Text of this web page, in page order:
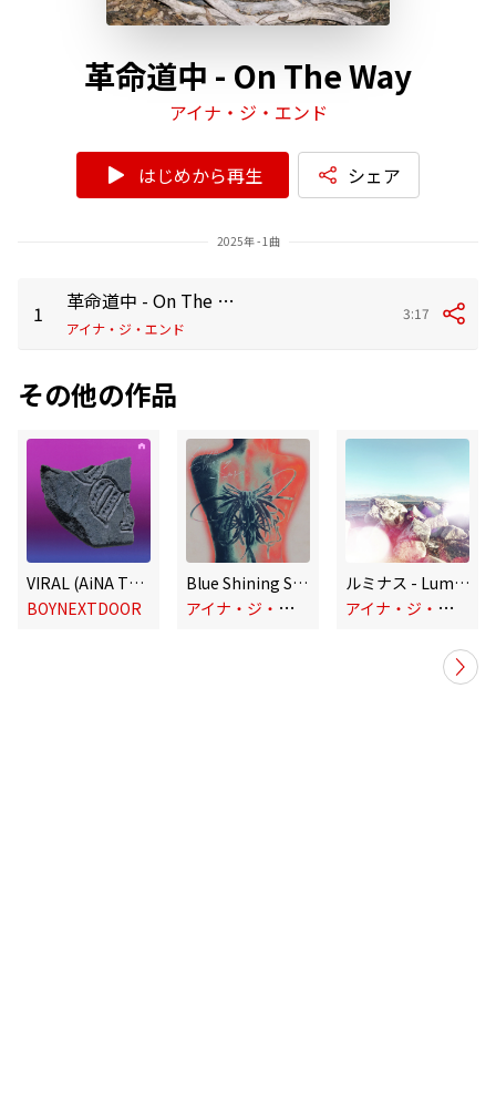
革命道中 - On The Way
アイナ・ジ・エンド
はじめから再生 シェア
2025年 - 1曲
1 革命道中 - On The Way
アイナ・ジ・エンド
3:17
その他の作品
VIRAL (AiNA THE END Remix)
BOYNEXTDOOR
Blue Shining Star
ア
イナ・ジ・エンド
ルミナス - Luminous
ア
イナ・ジ・エンド